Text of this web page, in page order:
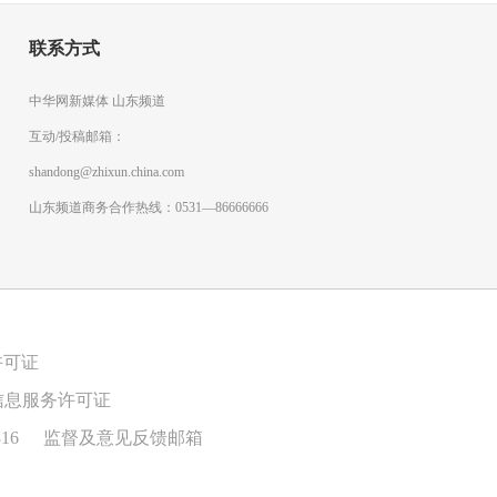
联系方式
中华网新媒体 山东频道
互动/投稿邮箱：
shandong@zhixun.china.com
山东频道商务合作热线：0531—86666666
证
服务许可证
监督及意见反馈邮箱